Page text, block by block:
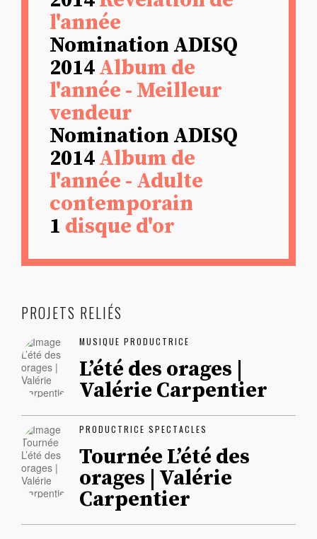
l'année
Nomination ADISQ
2014Album de
l'année - Meilleur
vendeur
Nomination ADISQ
2014Album de
l'année - Adulte
contemporain
1 disque d'or
PROJETS RELIÉS
MUSIQUE PRODUCTRICE
L’été des orages |
Valérie Carpentier
PRODUCTRICE SPECTACLES
Tournée L’été des
orages | Valérie
Carpentier